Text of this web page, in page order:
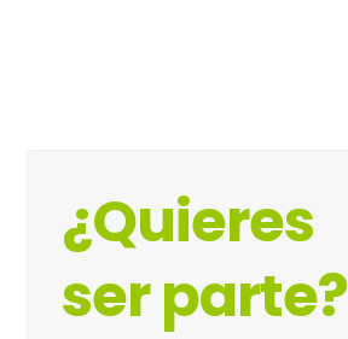
¿Quieres
ser parte?